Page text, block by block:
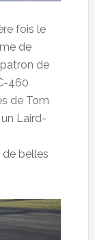
fois le
de
de
460
de Tom
Laird-
de belles